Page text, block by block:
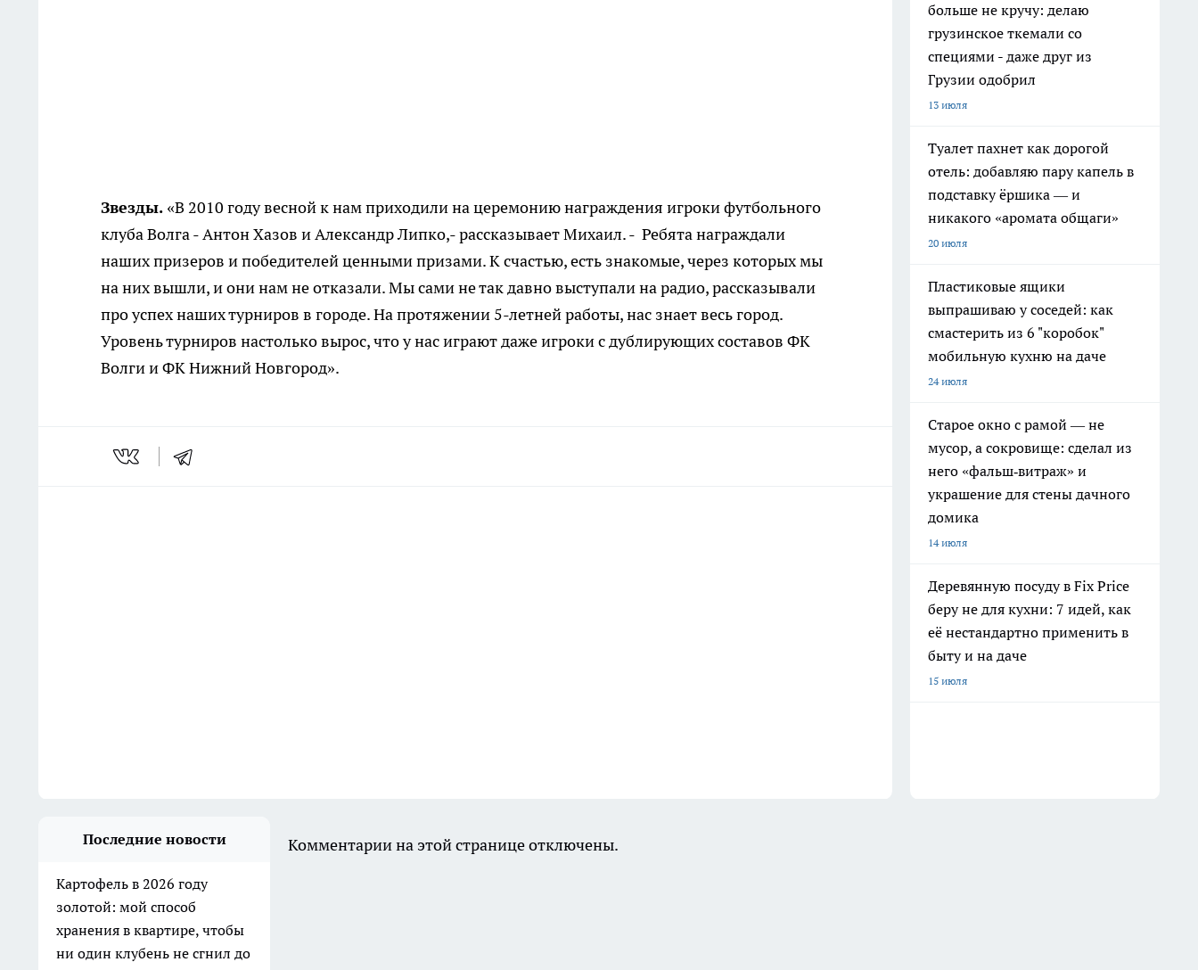
Звезды. «В 2010 году весной к нам приходили на церемонию награждения игроки футбольного
клуба Волга - Антон Хазов и Александр Липко,- рассказывает Михаил. - Ребята награждали
наших призеров и победителей ценными призами. К счастью, есть знакомые, через которых мы
на них вышли, и они нам не отказали. Мы сами не так давно выступали на радио, рассказывали
про успех наших турниров в городе. На протяжении 5-летней работы, нас знает весь город.
Уровень турниров настолько вырос, что у нас играют даже игроки с дублирующих составов ФК
Волги и ФК Нижний Новгород».
больше не кручу: делаю
грузинское ткемали со
специями - даже друг из
Грузии одобрил
13 июля
Туалет пахнет как дорогой
отель: добавляю пару капель в
подставку ёршика — и
никакого «аромата общаги»
20 июля
Пластиковые ящики
выпрашиваю у соседей: как
смастерить из 6 "коробок"
мобильную кухню на даче
24 июля
Старое окно с рамой — не
мусор, а сокровище: сделал из
него «фальш‑витраж» и
украшение для стены дачного
домика
14 июля
Деревянную посуду в Fix Price
беру не для кухни: 7 идей, как
её нестандартно применить в
быту и на даче
15 июля
Последние новости
Картофель в 2026 году
золотой: мой способ
хранения в квартире, чтобы
ни один клубень не сгнил до
Комментарии на этой странице отключены.